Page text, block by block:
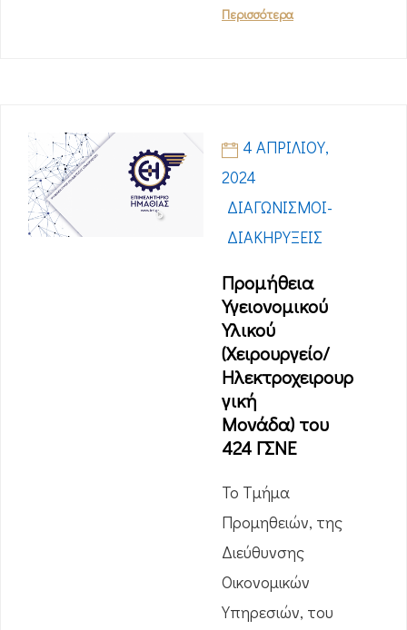
Περισσότερα
4 ΑΠΡΙΛΊΟΥ,
2024
ΔΙΑΓΩΝΙΣΜΟΊ-
ΔΙΑΚΗΡΎΞΕΙΣ
Προμήθεια
Υγειονομικού
Υλικού
(Χειρουργείο/
Ηλεκτροχειρουρ
γική
Μονάδα) του
424 ΓΣΝΕ
Το Τμήμα
Προμηθειών, της
Διεύθυνσης
Οικονομικών
Υπηρεσιών, του